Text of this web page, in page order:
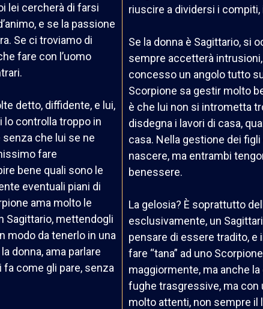
lei cercherà di farsi
e se la passione
Se ci troviamo di
fare con l’uomo
detto, diffidente, e lui,
lo controlla troppo in
senza che lui se ne
fare
bene quali sono le
eventuali piani di
ama molto le
Sagittario, mettendogli
modo da tenerlo in una
donna, ama parlare
fa come gli pare, senza
riuscire a dividersi i
Se la donna è Sagittario, si
sempre accetterà
concesso un angolo tutto
Scorpione sa gestir molto
è che lui non si intrometta
disdegna i lavori di casa,
casa. Nella gestione dei
nascere, ma entrambi
benessere.
La gelosia? È soprattutto
esclusivamente, un
pensare di essere tradito,
fare “tana” ad uno
maggiormente, ma anche
fughe trasgressive, ma con
molto attenti, non sempre il